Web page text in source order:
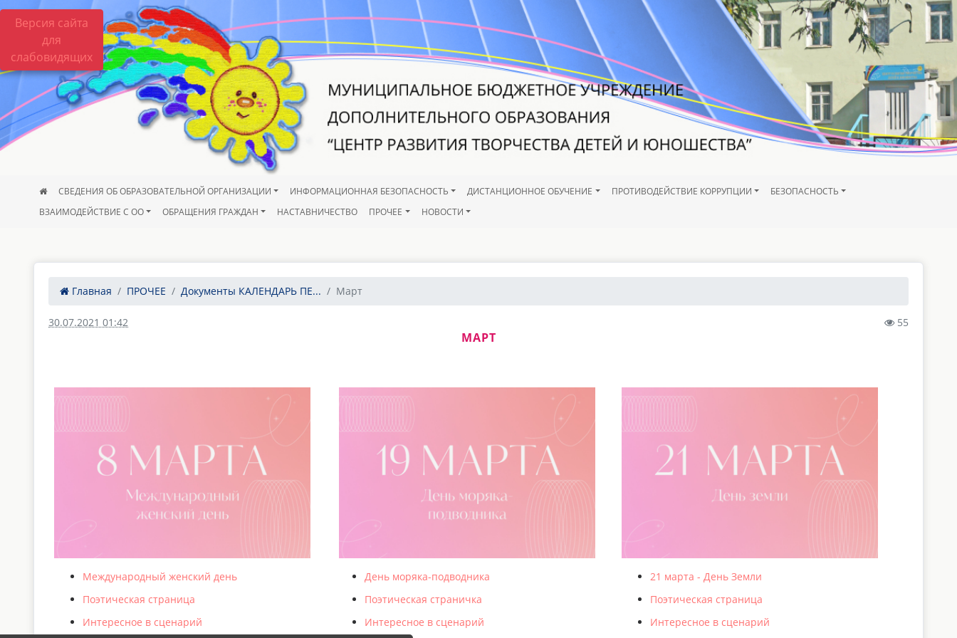
Версия сайта
для
слабовидящих
СВЕДЕНИЯ ОБ ОБРАЗОВАТЕЛЬНОЙ ОРГАНИЗАЦИИ ИНФОРМАЦИОННАЯ БЕЗОПАСНОСТЬ ДИСТАНЦИОННОЕ ОБУЧЕНИЕ ПРОТИВОДЕЙСТВИЕ КОРРУПЦИИ
БЕЗОПАСНОСТЬ
ВЗАИМОДЕЙСТВИЕ С ОО
ОБРАЩЕНИЯ ГРАЖДАН НАСТАВНИЧЕСТВО ПРОЧЕЕ НОВОСТИ
Главная ПРОЧЕЕ Документы КАЛЕНДАРЬ ПЕ... Март
30.07.2021 01:42 55
МАРТ
Международный женский день
Поэтическая страница
Интересное в сценарий
День моряка-подводника
Поэтическая страничка
Интересное в сценарий
21 марта - День Земли
Поэтическая страница
Интересное в сценарий